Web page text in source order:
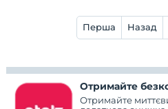
Перша Назад
Отримайте
Отримайте